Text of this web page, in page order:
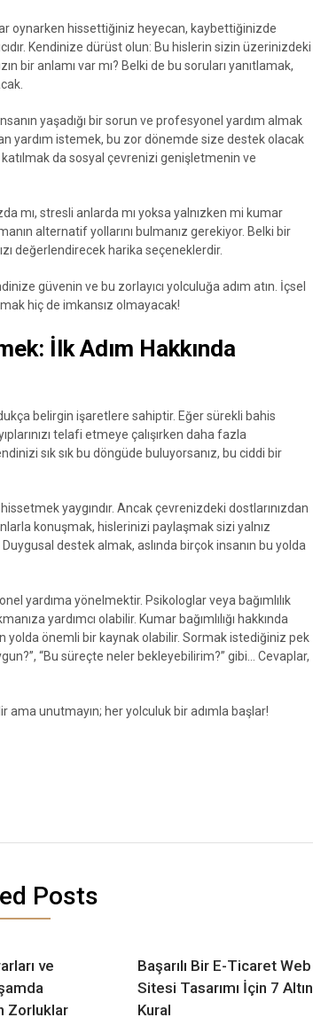
oynarken hissettiğiniz heyecan, kaybettiğinizde
Kendinize dürüst olun: Bu hislerin sizin üzerinizdeki
bir anlamı var mı? Belki de bu soruları yanıtlamak,
yaşadığı bir sorun ve profesyonel yardım almak
yardım istemek, bu zor dönemde size destek olacak
da sosyal çevrenizi genişletmenin ve
mı, stresli anlarda mı yoksa yalnızken mi kumar
alternatif yollarını bulmanız gerekiyor. Belki bir
değerlendirecek harika seçeneklerdir.
güvenin ve bu zorlayıcı yolculuğa adım atın. İçsel
hiç de imkansız olmayacak!
İlk Adım Hakkında
belirgin işaretlere sahiptir. Eğer sürekli bahis
telafi etmeye çalışırken daha fazla
sık sık bu döngüde buluyorsanız, bu ciddi bir
yaygındır. Ancak çevrenizdeki dostlarınızdan
konuşmak, hislerinizi paylaşmak sizi yalnız
destek almak, aslında birçok insanın bu yolda
yardıma yönelmektir. Psikologlar veya bağımlılık
yardımcı olabilir. Kumar bağımlılığı hakkında
yolda önemli bir kaynak olabilir. Sormak istediğiniz pek
“Bu süreçte neler bekleyebilirim?” gibi… Cevaplar,
ama unutmayın; her yolculuk bir adımla başlar!
Posts
ve
Zorluklar
Başarılı Bir E-Ticaret Web
Sitesi Tasarımı İçin 7 Altın
Kural